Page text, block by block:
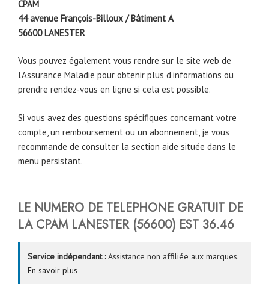
CPAM
44 avenue François-Billoux / Bâtiment A
56600 LANESTER
Vous pouvez également vous rendre sur le site web de
l’Assurance Maladie pour obtenir plus d’informations ou
prendre rendez-vous en ligne si cela est possible.
Si vous avez des questions spécifiques concernant votre
compte, un remboursement ou un abonnement, je vous
recommande de consulter la section aide située dans le
menu persistant.
LE NUMERO DE TELEPHONE GRATUIT DE
LA CPAM LANESTER (56600) EST 36.46
Service indépendant :Assistance non affiliée aux marques.
En savoir plus